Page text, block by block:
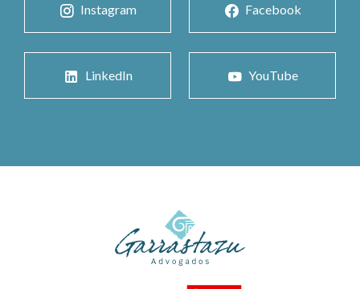
Instagram Facebook
LinkedIn YouTube